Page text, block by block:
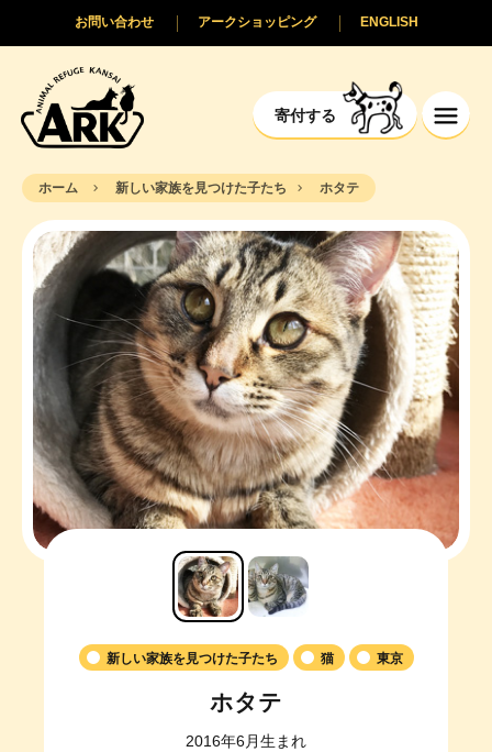
寄付する
ENGLISH
アークショッピング
お問い合わせ
ホーム 新しい家族を見つけた子たち ホタテ
新しい家族を見つけた子たち 猫 東京
ホタテ
2016年6月生まれ